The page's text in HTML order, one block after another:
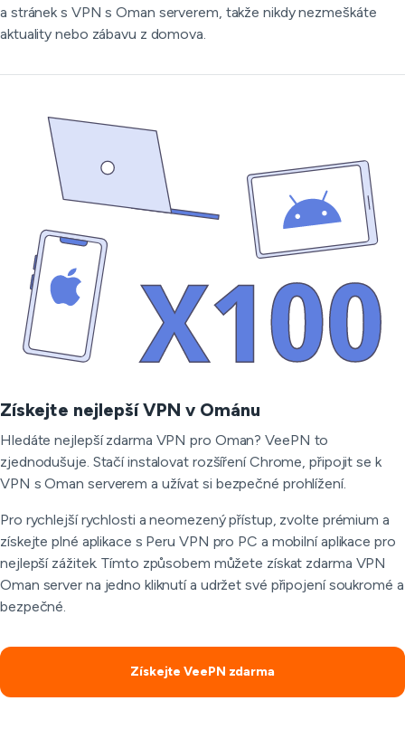
a stránek s VPN s Oman serverem, takže nikdy nezmeškáte
aktuality nebo zábavu z domova.
Získejte nejlepší VPN v Ománu
Hledáte nejlepší zdarma VPN pro Oman? VeePN to
zjednodušuje. Stačí instalovat rozšíření Chrome, připojit se k
VPN s Oman serverem a užívat si bezpečné prohlížení.
Pro rychlejší rychlosti a neomezený přístup, zvolte prémium a
získejte plné aplikace s Peru VPN pro PC a mobilní aplikace pro
nejlepší zážitek. Tímto způsobem můžete získat zdarma VPN
Oman server na jedno kliknutí a udržet své připojení soukromé a
bezpečné.
Získejte VeePN zdarma